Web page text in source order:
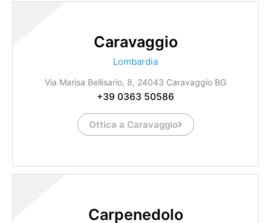
Caravaggio
Lombardia
Via Marisa Bellisario, 8, 24043 Caravaggio BG
+39 0363 50586
Ottica a Caravaggio
Carpenedolo